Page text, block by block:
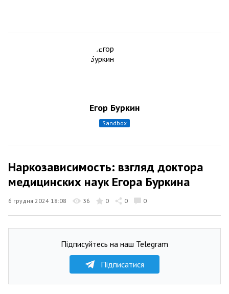
Егор Буркин
sandbox
Наркозависимость: взгляд доктора
медицинских наук Егора Буркина
6 грудня 2024 18:08 36 0 0 0
Підписуйтесь на наш Telegram
Підписатися